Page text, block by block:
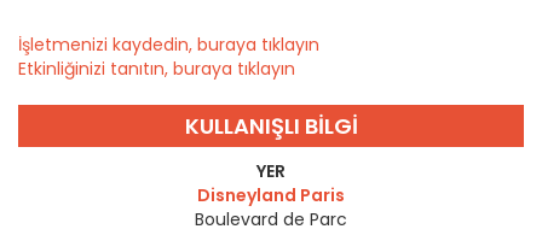
İşletmenizi kaydedin, buraya tıklayın
Etkinliğinizi tanıtın, buraya tıklayın
KULLANIŞLI BILGI
YER
Disneyland Paris
Boulevard de Parc